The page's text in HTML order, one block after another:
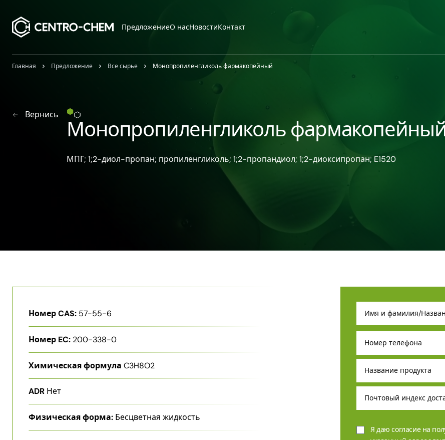
ПредложениеО насНовостиКонтакт
Главная Предложение Все сырье Монопропиленгликоль фармакопейный
Вернись
Монопропиленгликоль
МПГ; 1;2-​диол-​пропан; пропиленгликоль; 1;2-пропандиол; 1;2-диоксипропан; E1520
Номер CAS: 57-55-6
Номер EC: 200-338-0
Химическая формула C3H8O2
ADR Нет
Физическая форма: Бесцветная жидкость
Я даю согласие на